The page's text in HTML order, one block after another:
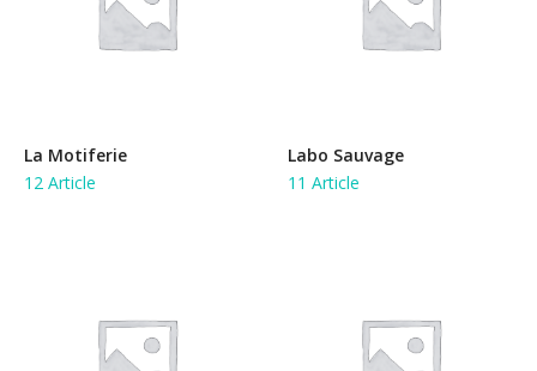
La Motiferie
12 Article
Labo Sauvage
11 Article